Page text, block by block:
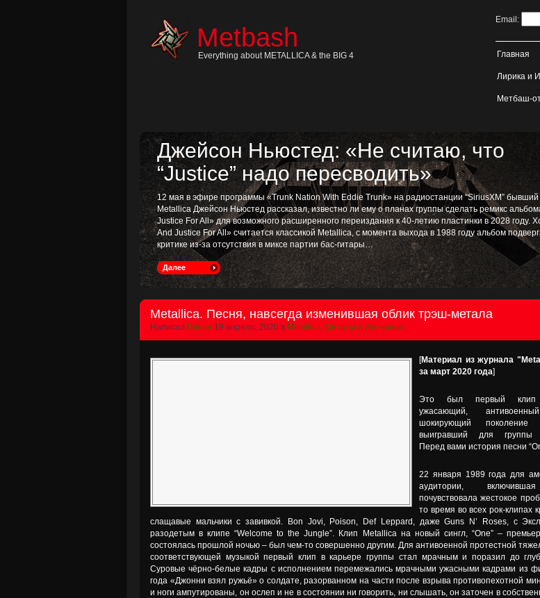
Metbash
Everything about METALLICA & the BIG 4
Email:
Главная
Лирика и
Метбаш-
Джейсон Ньюстед: «Не считаю, что
“Justice” надо пересводить»
12 мая в эфире программы «Trunk Nation With Eddie Trunk» на радиостанции “SiriusXM” бывший
Metallica Джейсон Ньюстед рассказал, известно ли ему о планах группы сделать ремикс
Justice For All» для возможного расширенного переиздания к 40-летию пластинки в 2028 году.
And Justice For All» считается классикой Metallica, с момента выхода в 1988 году альбом
критике из-за отсутствия в миксе партии бас-гитары…
Далее
Metallica. Песня, навсегда изменившая облик трэш-метала
Написал Dimon 19 апреля, 2020 в Metallica, Цитаты и Интервью
[Материал из журнала
за март 2020 года]
Это был первый клип
ужасающий,
шокирующий поколение
выигравший для группы
Перед вами история песни
22 января 1989 года для
аудитории,
почувствовала жестокое
то время во всех рок-клипах
слащавые мальчики с завивкой. Bon Jovi, Poison, Def Leppard, даже Guns N’ Roses, с
разодетым в клипе “Welcome to the Jungle”. Клип Metallica на новый сингл, “One” –
состоялась прошлой ночью – был чем-то совершенно другим. Для антивоенной протестной
соответствующей музыкой первый клип в карьере группы стал мрачным и поразил до
Суровые чёрно-белые кадры с исполнением перемежались мрачными ужасными кадрами из
года «Джонни взял ружьё» о солдате, разорванном на части после взрыва противопехотной
и ноги ампутированы, он ослеп и не в состоянии ни говорить, ни слышать, он заточен в